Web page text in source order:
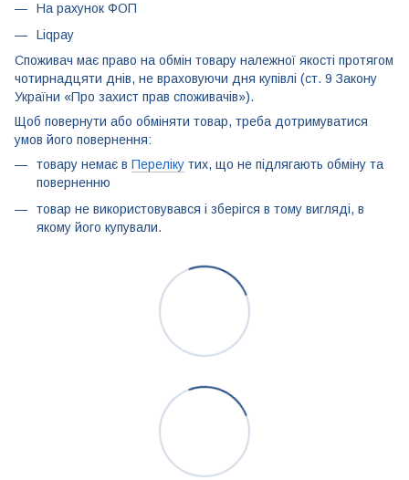
На рахунок ФОП
Liqpay
Споживач має право на обмін товару належної якості протягом
чотирнадцяти днів, не враховуючи дня купівлі (ст. 9 Закону
України «Про захист прав споживачів»).
Щоб повернути або обміняти товар, треба дотримуватися
умов його повернення:
товару немає в Переліку тих, що не підлягають обміну та
поверненню
товар не використовувався і зберігся в тому вигляді, в
якому його купували.